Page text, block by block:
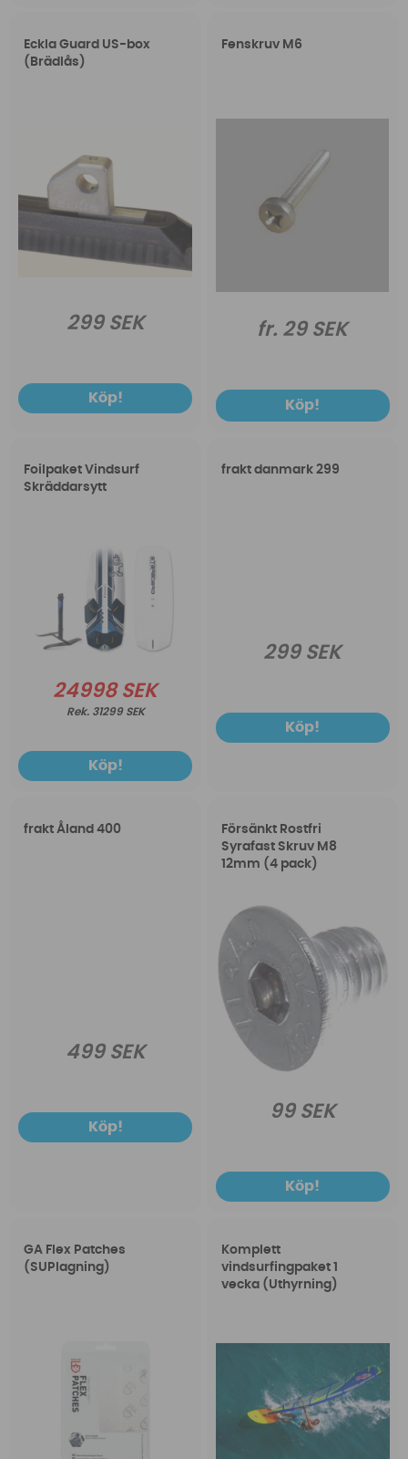
Eckla Guard US-box
(Brädlås)
299 SEK
Köp!
Fenskruv M6
fr. 29 SEK
Köp!
Foilpaket Vindsurf
Skräddarsytt
24998 SEK
31299 SEK
Köp!
frakt danmark 299
299 SEK
Köp!
frakt Åland 400
499 SEK
Köp!
Försänkt Rostfri
Syrafast Skruv M8
12mm (4 pack)
99 SEK
Köp!
GA Flex Patches
(SUPlagning)
Komplett
vindsurfingpaket 1
vecka (Uthyrning)